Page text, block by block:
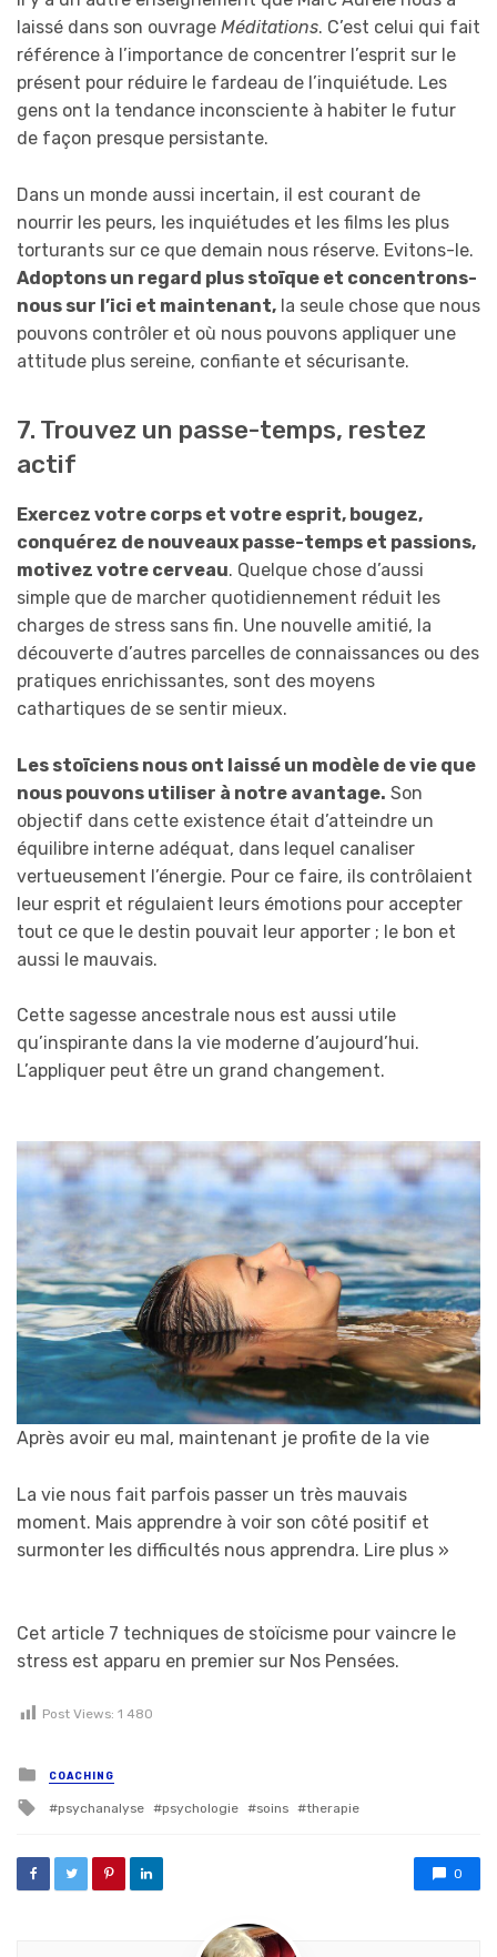
laissé dans son ouvrage Méditations. C’est celui qui fait
référence à l’importance de concentrer l’esprit sur le
présent pour réduire le fardeau de l’inquiétude. Les
gens ont la tendance inconsciente à habiter le futur
de façon presque persistante.
Dans un monde aussi incertain, il est courant de
nourrir les peurs, les inquiétudes et les films les plus
torturants sur ce que demain nous réserve. Evitons-le.
Adoptons un regard plus stoïque et concentrons-
nous sur l’ici et maintenant, la seule chose que nous
pouvons contrôler et où nous pouvons appliquer une
attitude plus sereine, confiante et sécurisante.
7. Trouvez un passe-temps, restez
actif
Exercez votre corps et votre esprit, bougez,
conquérez de nouveaux passe-temps et passions,
motivez votre cerveau. Quelque chose d’aussi
simple que de marcher quotidiennement réduit les
charges de stress sans fin. Une nouvelle amitié, la
découverte d’autres parcelles de connaissances ou des
pratiques enrichissantes, sont des moyens
cathartiques de se sentir mieux.
Les stoïciens nous ont laissé un modèle de vie que
nous pouvons utiliser à notre avantage. Son
objectif dans cette existence était d’atteindre un
équilibre interne adéquat, dans lequel canaliser
vertueusement l’énergie. Pour ce faire, ils contrôlaient
leur esprit et régulaient leurs émotions pour accepter
tout ce que le destin pouvait leur apporter ; le bon et
aussi le mauvais.
Cette sagesse ancestrale nous est aussi utile
qu’inspirante dans la vie moderne d’aujourd’hui.
L’appliquer peut être un grand changement.
Après avoir eu mal, maintenant je profite de la vie
La vie nous fait parfois passer un très mauvais
moment. Mais apprendre à voir son côté positif et
surmonter les difficultés nous apprendra. Lire plus »
Cet article 7 techniques de stoïcisme pour vaincre le
stress est apparu en premier sur Nos Pensées.
Post Views: 1 480
Posted in
COACHING
Tagged with
psychanalyse psychologie soins therapie
0